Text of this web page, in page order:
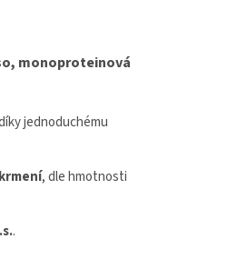
monoproteinová
jednoduchému
, dle hmotnosti
.